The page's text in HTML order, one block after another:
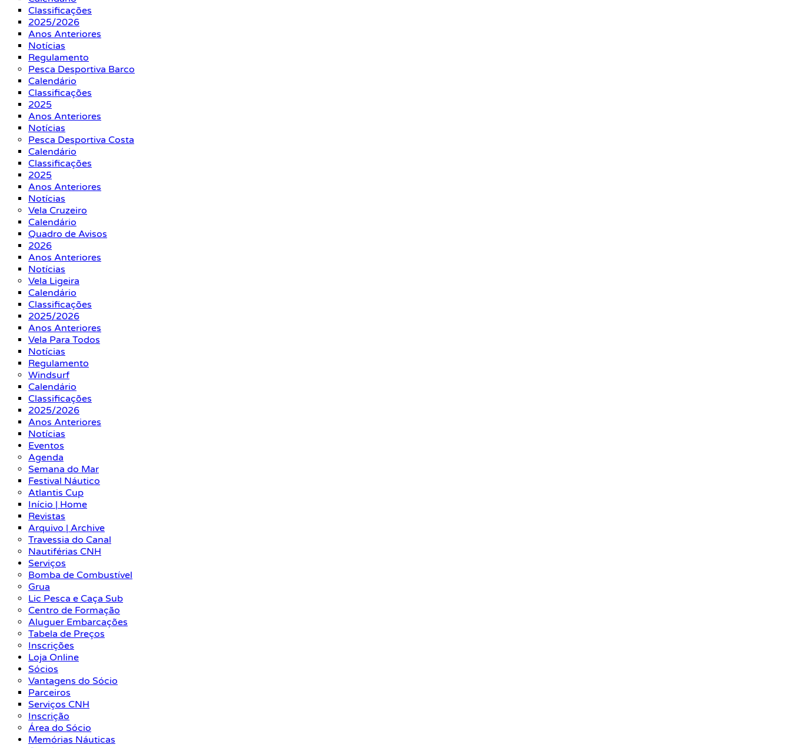
Classificações
2025/2026
Anos Anteriores
Notícias
Regulamento
Pesca Desportiva Barco
Calendário
Classificações
2025
Anos Anteriores
Notícias
Pesca Desportiva Costa
Calendário
Classificações
2025
Anos Anteriores
Notícias
Vela Cruzeiro
Calendário
Quadro de Avisos
2026
Anos Anteriores
Notícias
Vela Ligeira
Calendário
Classificações
2025/2026
Anos Anteriores
Vela Para Todos
Notícias
Regulamento
Windsurf
Calendário
Classificações
2025/2026
Anos Anteriores
Notícias
Eventos
Agenda
Semana do Mar
Festival Náutico
Atlantis Cup
Início | Home
Revistas
Arquivo | Archive
Travessia do Canal
Nautiférias CNH
Serviços
Bomba de Combustível
Grua
Lic Pesca e Caça Sub
Centro de Formação
Aluguer Embarcações
Tabela de Preços
Inscrições
Loja Online
Sócios
Vantagens do Sócio
Parceiros
Serviços CNH
Inscrição
Área do Sócio
Memórias Náuticas